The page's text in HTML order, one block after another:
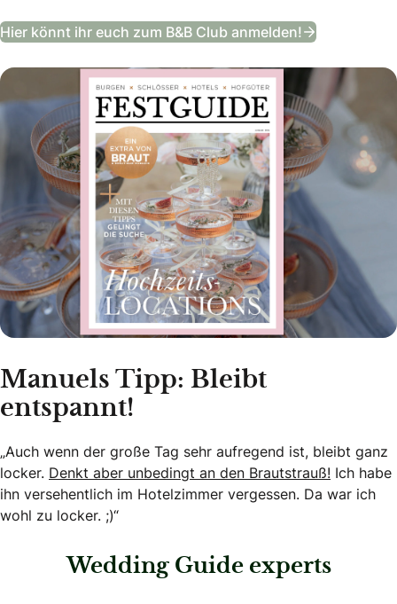
Hier könnt ihr euch zum B&B Club anmelden! Festguide
Manuels Tipp: Bleibt
entspannt!
„Auch wenn der große Tag sehr aufregend ist, bleibt ganz
locker. Denkt aber unbedingt an den Brautstrauß! Ich habe
ihn versehentlich im Hotelzimmer vergessen. Da war ich
wohl zu locker. ;)“
Wedding Guide experts